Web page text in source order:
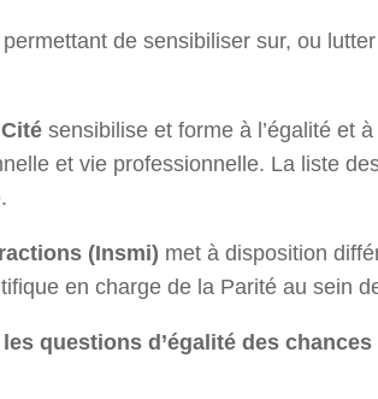
de sensibiliser sur, ou
sensibilise et forme à l’égalité et
et vie professionnelle. La liste
.
(Insmi) met à disposition
en charge de la Parité au sein
questions d’égalité des chances